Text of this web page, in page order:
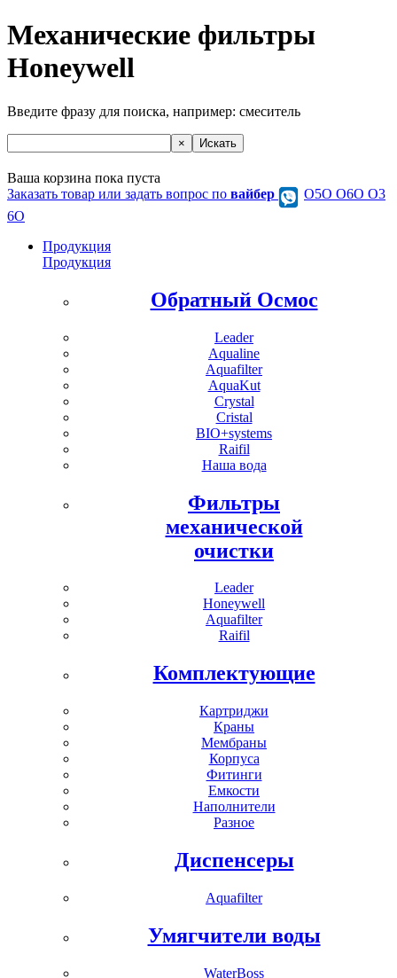
Механические фильтры
Honeywell
Введите фразу для поиска, например: смеситель
Ваша корзина пока пуста
Заказать товар или задать вопрос по вайбер
О5О O6O O3
6O
Продукция
Продукция
Обратный Осмос
Leader
Aqualine
Aquafilter
AquaKut
Crystal
Cristal
BIO+systems
Raifil
Наша вода
Фильтры
механической
очистки
Leader
Honeywell
Aquafilter
Raifil
Комплектующие
Картриджи
Краны
Мембраны
Корпуса
Фитинги
Емкости
Наполнители
Разное
Диспенсеры
Aquafilter
Умягчители воды
WaterBoss